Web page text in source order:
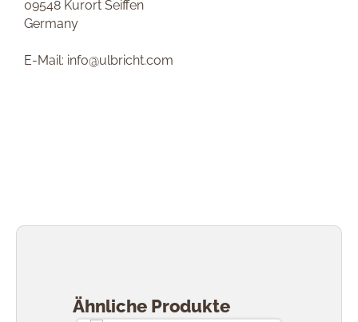
09548 Kurort Seiffen
Germany
E-Mail: info@ulbricht.com
Ähnliche Produkte